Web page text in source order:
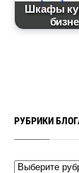
Шкафы
РУБРИКИ